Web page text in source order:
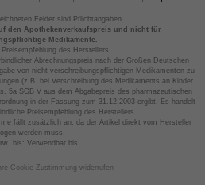
Felder sind Pflichtangaben.
den Apothekenverkaufspreis und nicht für
Medikamente.
Preisempfehlung des Herstellers.
Abrechnungspreis nach der Großen Deutschen
von nicht verschreibungspflichtigen Medikamenten zu
(z.B. bei Verschreibung des Medikaments an Kinder
5a SGB V aus dem Abgabepreis des pharmazeutischen
in der Fassung zum 31.12.2003 ergibt. Es handelt
Preisempfehlung des Herstellers.
fällt zusätzlich an, da der Artikel direkt vom Hersteller
werden muss.
bis: Verwendbar bis.
Cookie-Zustimmung widerrufen